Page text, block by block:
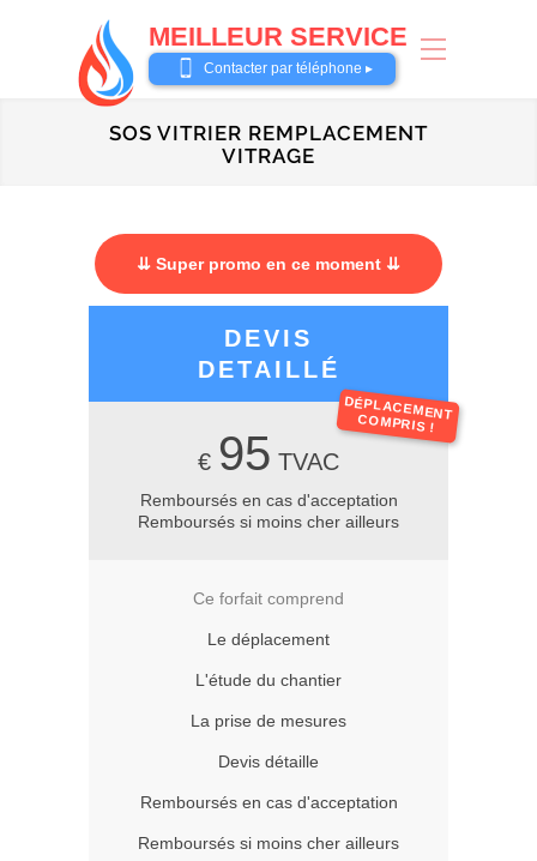
MEILLEUR SERVICE
0487 62 69 26
Contacter par téléphone ▸
SOS VITRIER REMPLACEMENT
VITRAGE
⇊ Super promo en ce moment ⇊
DEVIS
DETAILLÉ
DÉPLACEMENT
COMPRIS !
€ 95 TVAC
Remboursés en cas d'acceptation
Remboursés si moins cher ailleurs
Ce forfait comprend
Le déplacement
L'étude du chantier
La prise de mesures
Devis détaille
Remboursés en cas d'acceptation
Remboursés si moins cher ailleurs